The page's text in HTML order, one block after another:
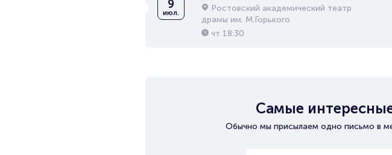
9
июл.
Ростовский академический театр
драмы им. М.Горького
чт 18:30
Самые
Обычно мы присылаем одно письмо в